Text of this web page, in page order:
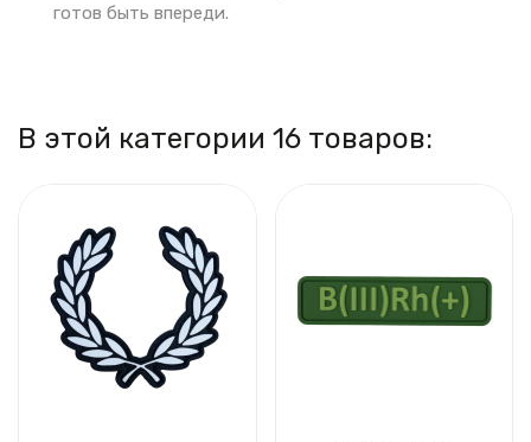
готов быть впереди.
В этой категории 16 товаров: